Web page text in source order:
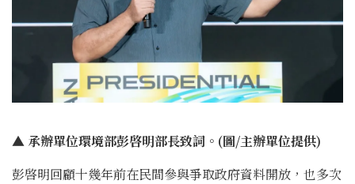
▲ 承辦單位環境部彭啓明部長致詞。(圖/主辦單位提供)
彭啓明回顧十幾年前在民間參與爭取政府資料開放，也多次